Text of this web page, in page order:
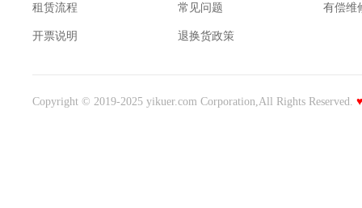
租赁流程
开票说明
常见问题
退换货政策
有偿维
Copyright © 2019-2025 yikuer.com Corporation,All Rights Reserved. ♥